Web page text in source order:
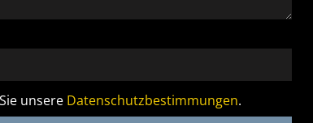
unsere Datenschutzbestimmungen.